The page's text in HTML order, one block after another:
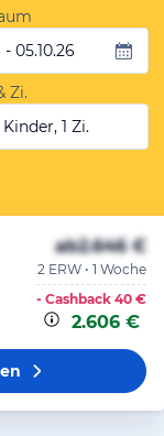
05.10.26
Zi.
1 Zi.
ab2.646 €
2 ERW • 1 Woche
- Cashback 40 €
2.606 €